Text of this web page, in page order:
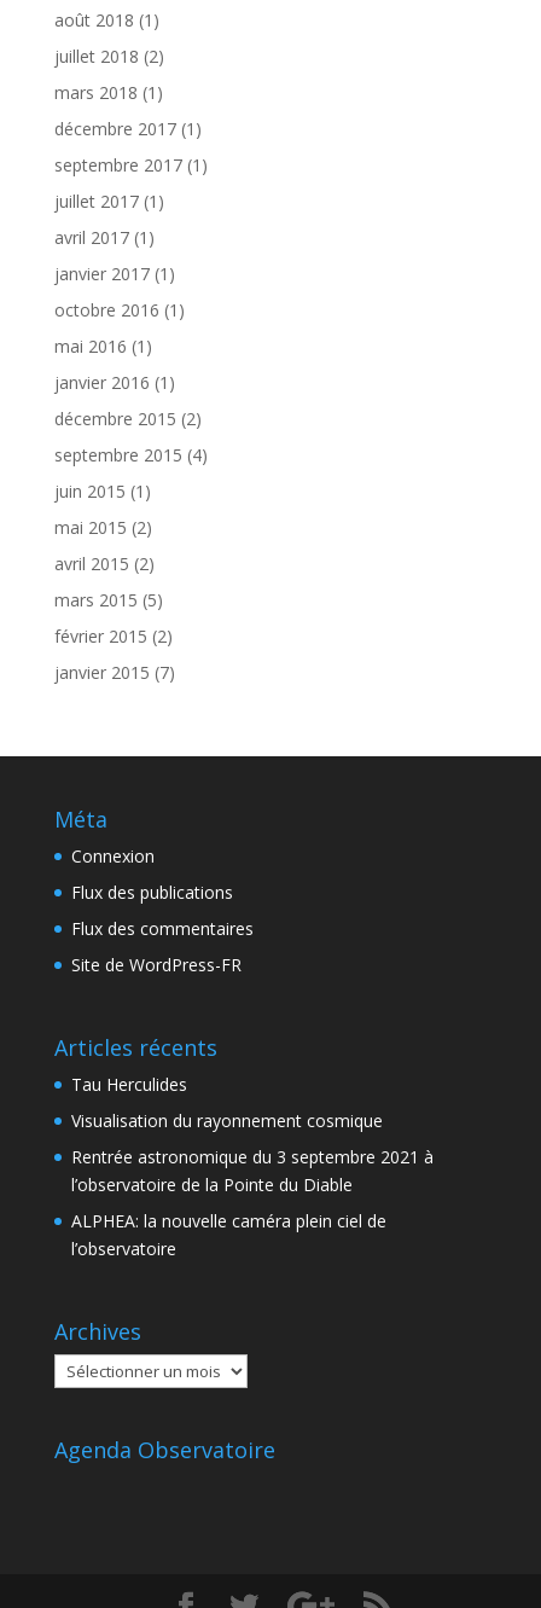
août 2018 (1)
juillet 2018 (2)
mars 2018 (1)
décembre 2017(1)
septembre 2017(1)
juillet 2017(1)
avril 2017(1)
janvier 2017(1)
octobre 2016 (1)
mai 2016 (1)
janvier 2016 (1)
décembre 2015 (2)
septembre 2015 (4)
juin 2015 (1)
mai 2015 (2)
avril 2015 (2)
mars 2015 (5)
février 2015 (2)
janvier 2015 (7)
Méta
Connexion
Flux des publications
Flux des commentaires
Site de WordPress-FR
Articles récents
Tau Herculides
Visualisation du rayonnement cosmique
Rentrée astronomique du 3 septembre 2021 à
l’observatoire de la Pointe du Diable
ALPHEA: la nouvelle caméra plein ciel de
l’observatoire
Archives
Archives
Agenda Observatoire